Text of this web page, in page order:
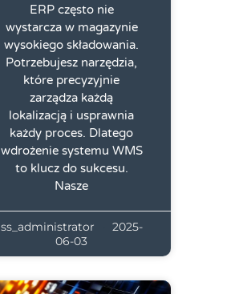
ERP często nie
wystarcza w magazynie
wysokiego składowania.
Potrzebujesz narzędzia,
które precyzyjnie
zarządza każdą
lokalizacją i usprawnia
każdy proces. Dlatego
wdrożenie systemu WMS
to klucz do sukcesu.
Nasze
ss_administrator
2025-
06-03